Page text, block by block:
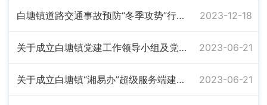
白塘镇道路交通事故预防“冬季攻势”行动实施方案》的通知 2023-12-18
关于成立白塘镇党建工作领导小组及党建指导员安排的通知 2023-06-21
关于成立白塘镇“湘易办”超级服务端建设工作领导小组的通知 2023-06-21